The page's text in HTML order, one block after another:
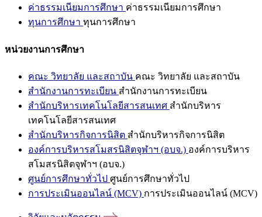
ค่าธรรมเนียมการศึกษา ค่าธรรมเนียมการศึกษา
ทุนการศึกษา ทุนการศึกษา
หน่วยงานการศึกษา
คณะ วิทยาลัย และสถาบัน คณะ วิทยาลัย และสถาบัน
สำนักงานการทะเบียน สำนักงานการทะเบียน
สำนักบริหารเทคโนโลยีสารสนเทศ สำนักบริหาร
เทคโนโลยีสารสนเทศ
สำนักบริหารกิจการนิสิต สำนักบริหารกิจการนิสิต
องค์การบริหารสโมสรนิสิตจุฬาฯ (อบจ.) องค์การบริหาร
สโมสรนิสิตจุฬาฯ (อบจ.)
ศูนย์การศึกษาทั่วไป ศูนย์การศึกษาทั่วไป
การประเมินออนไลน์ (MCV) การประเมินออนไลน์ (MCV)